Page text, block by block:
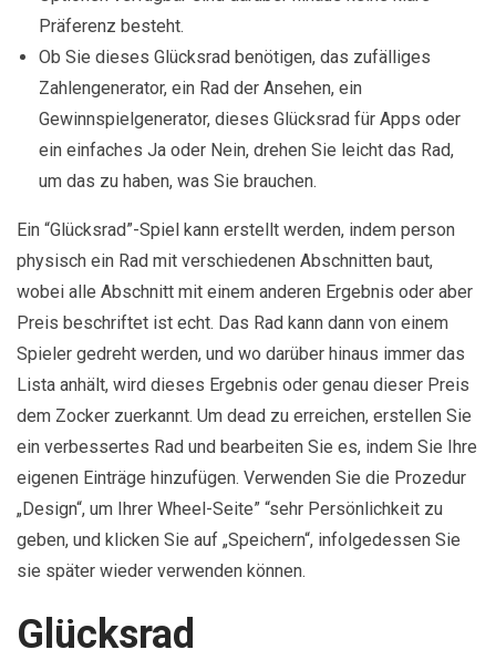
Präferenz besteht.
Ob Sie dieses Glücksrad benötigen, das zufälliges
Zahlengenerator, ein Rad der Ansehen, ein
Gewinnspielgenerator, dieses Glücksrad für Apps oder
ein einfaches Ja oder Nein, drehen Sie leicht das Rad,
um das zu haben, was Sie brauchen.
Ein “Glücksrad”-Spiel kann erstellt werden, indem person
physisch ein Rad mit verschiedenen Abschnitten baut,
wobei alle Abschnitt mit einem anderen Ergebnis oder aber
Preis beschriftet ist echt. Das Rad kann dann von einem
Spieler gedreht werden, und wo darüber hinaus immer das
Lista anhält, wird dieses Ergebnis oder genau dieser Preis
dem Zocker zuerkannt. Um dead zu erreichen, erstellen Sie
ein verbessertes Rad und bearbeiten Sie es, indem Sie Ihre
eigenen Einträge hinzufügen. Verwenden Sie die Prozedur
„Design“, um Ihrer Wheel-Seite” “sehr Persönlichkeit zu
geben, und klicken Sie auf „Speichern“, infolgedessen Sie
sie später wieder verwenden können.
Glücksrad